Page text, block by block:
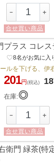
－ ＋
合せ買い商品
プラス コレス
favorite_border8名がお気に入
ルを下げる、伊
201円(税込)
在庫:◎
－ ＋
合せ買い商品
衛門 緑茶(特